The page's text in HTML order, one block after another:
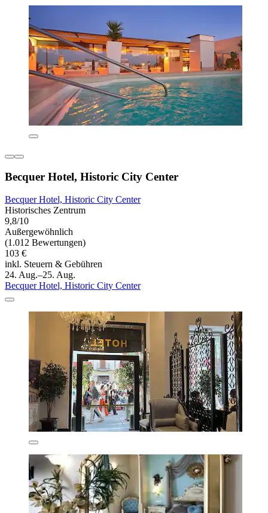
Becquer Hotel, Historic City Center
Becquer Hotel, Historic City Center
Historisches Zentrum
9,8/10
Außergewöhnlich
(1.012 Bewertungen)
103 €
inkl. Steuern & Gebühren
24. Aug.–25. Aug.
Becquer Hotel, Historic City Center